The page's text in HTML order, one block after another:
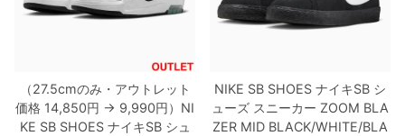
（27.5cmのみ・アウトレット
価格 14,850円 → 9,990円） NI
KE SB SHOESナイキSBシュ
NIKE SB SHOES ナイキSB シ
ューズ スニーカー ZOOM BLA
ZER MID BLACK/WHITE/BLA